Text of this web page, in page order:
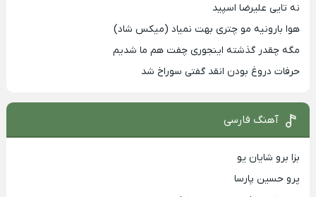
نه تایی علیرضا اسپید
هوا بارونیه مو چتری بهت نمیاد (میکس شاد)
مگه چقدر گذشته اینجوری چفت هم ما شدیم
حرفات دروغ بودن انقد گفتی سوراخ شد
آهنگ فارسی
بزا برو شایان یو
پرو حسین پارسا